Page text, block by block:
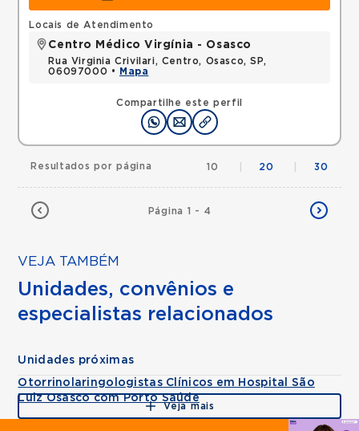
Compartilhe este perfil
Locais de Atendimento
Centro Médico Virgínia - Osasco
Rua Virginia Crivilari, Centro, Osasco, SP,
06097000 •
Mapa
Página 1 - 4
Resultados por página 10 20 30
VEJA TAMBÉM
Unidades, convênios e
especialistas relacionados
Unidades próximas
Otorrinolaringologistas Clínicos em Hospital São
Luiz Osasco com Porto Saúde
Veja mais